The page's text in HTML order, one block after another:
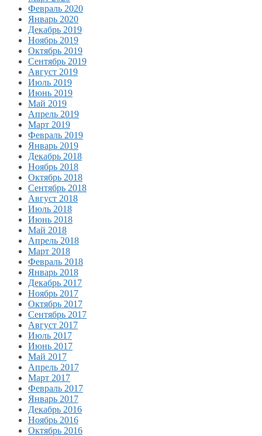
Февраль 2020
Январь 2020
Декабрь 2019
Ноябрь 2019
Октябрь 2019
Сентябрь 2019
Август 2019
Июль 2019
Июнь 2019
Май 2019
Апрель 2019
Март 2019
Февраль 2019
Январь 2019
Декабрь 2018
Ноябрь 2018
Октябрь 2018
Сентябрь 2018
Август 2018
Июль 2018
Июнь 2018
Май 2018
Апрель 2018
Март 2018
Февраль 2018
Январь 2018
Декабрь 2017
Ноябрь 2017
Октябрь 2017
Сентябрь 2017
Август 2017
Июль 2017
Июнь 2017
Май 2017
Апрель 2017
Март 2017
Февраль 2017
Январь 2017
Декабрь 2016
Ноябрь 2016
Октябрь 2016